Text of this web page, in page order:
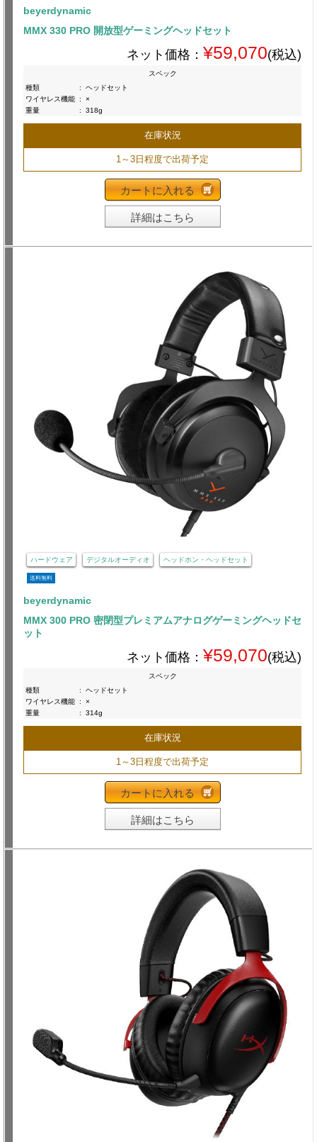
beyerdynamic
MMX 330 PRO 開放型ゲーミングヘッドセット
ネット価格： ¥59,070(税込)
スペック
種類
:
ヘッドセット
ワイヤレス機能 :
×
重量
: 318g
在庫状況
1～3日程度で出荷予定
カートに入れる
詳細はこちら
ハードウェア デジタルオーディオ ヘッドホン・ヘッドセット
送料無料
beyerdynamic
MMX 300 PRO 密閉型プレミアムアナログゲーミングヘッドセ
ット
ネット価格： ¥59,070(税込)
スペック
種類
:
ヘッドセット
ワイヤレス機能 :
×
重量
: 314g
在庫状況
1～3日程度で出荷予定
カートに入れる
詳細はこちら